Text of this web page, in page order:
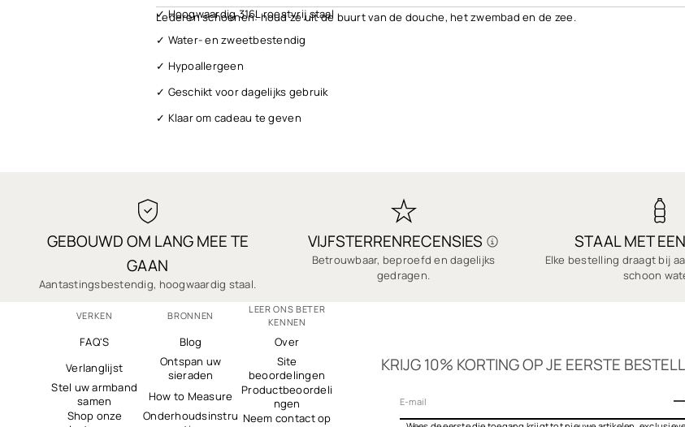
Lederen schoenen: houd ze uit de buurt van de douche, het zwembad en de zee.
✓ Hoogwaardig 316L roestvrij staal
✓ Water- en zweetbestendig
✓ Hypoallergeen
✓ Geschikt voor dagelijks gebruik
✓ Klaar om cadeau te geven
✓ Veilig afrekenen
✓ Duizenden 5-sterrenrecensies
GEBOUWD OM LANG MEE TE
GAAN
Aantastingsbestendig, hoogwaardig staal.
VIJFSTERRENRECENSIES
Betrouwbaar, beproefd en dagelijks
gedragen.
STAAL MET
Elke bestelling draagt bij
schoon
VERKEN
FAQ'S
Verlanglijst
Stel uw armband
samen
Shop onze
BRONNEN
Blog
Ontspan uw
sieraden
How to Measure
Onderhoudsinstru
LEER ONS BETER
KENNEN
Over
Site
beoordelingen
Productbeoordeli
ngen
Neem contact op
KRIJG 10% KORTING OP JE EERSTE
E
-